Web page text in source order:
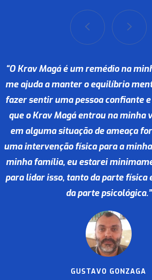
“O Krav Magá é um remédio na
me ajuda a manter o equilíbrio
fazer sentir uma pessoa confiante e
que o Krav Magá entrou na minha
em alguma situação de ameaça
uma intervenção física para a
minha família, eu estarei
para lidar isso, tanto da parte física
da parte psicológica.”
GUSTAVO GONZAGA